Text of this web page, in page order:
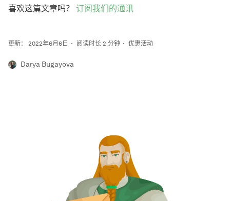
喜欢这篇文章吗？ 订阅我们的通讯
更新： 2022年6月6日 阅读时长 2 分钟 优惠活动
Darya Bugayova